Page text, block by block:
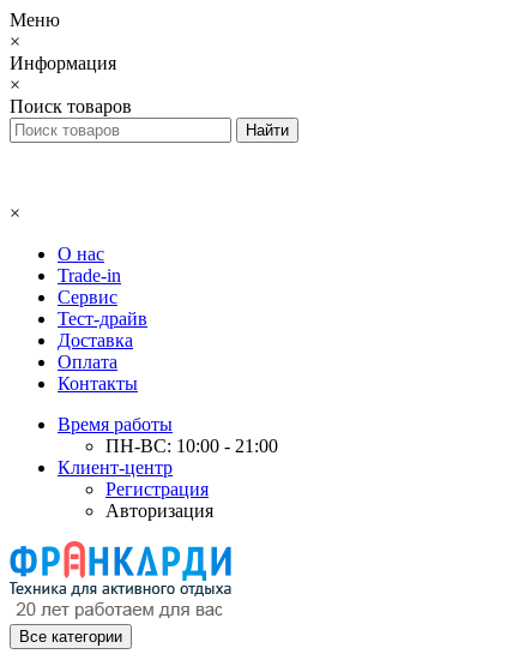
Меню
×
Информация
×
Поиск товаров
×
О нас
Trade-in
Сервис
Тест-драйв
Доставка
Оплата
Контакты
Время работы
ПН-ВС: 10:00 - 21:00
Клиент-центр
Регистрация
Авторизация
Все категории